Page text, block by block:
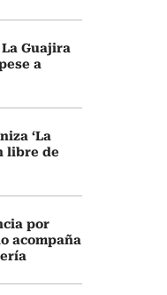
Guajira
a
‘La
libre de
por
acompaña